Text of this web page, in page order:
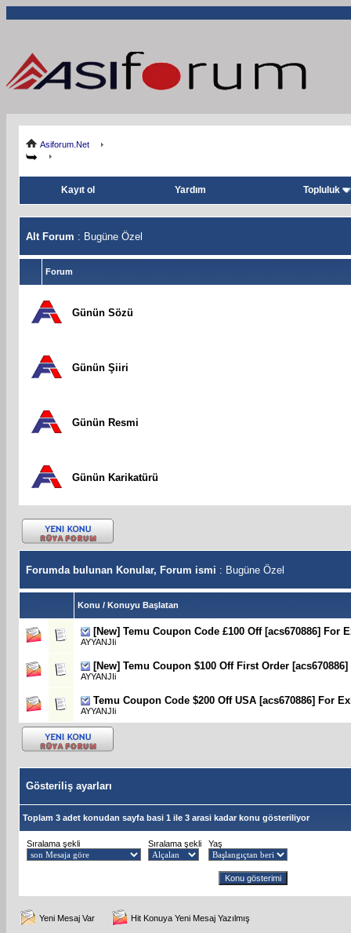
Asiforum.Net
Kayıt ol Yardım Topluluk
Alt Forum : Bugüne Özel
Forum
Günün Sözü
Günün Şiiri
Günün Resmi
Günün Karikatürü
Forumda bulunan Konular, Forum ismi : Bugüne Özel
Konu / Konuyu Başlatan
[New] Temu Coupon Code £100 Off [acs670886] For
AYYANJIi
[New] Temu Coupon $100 Off First Order
AYYANJIi
Temu Coupon Code $200 Off USA [acs670886] For
AYYANJIi
Gösteriliş ayarları
Toplam 3 adet konudan sayfa basi 1 ile 3 arasi kadar konu gösteriliyor
Sıralama şekli Sıralama şekli Yaş
Yeni Mesaj Var Hit Konuya Yeni Mesaj Yazılmış